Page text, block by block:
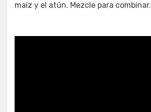
maíz y el atún. Mezcle para combinar.